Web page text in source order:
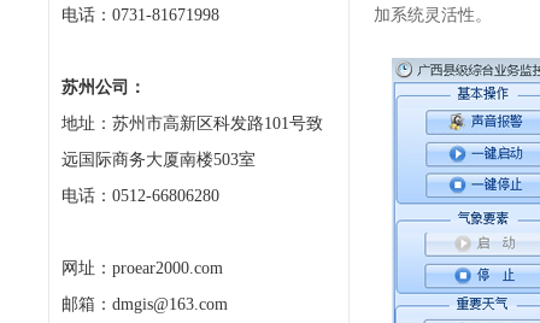
电话：0731-81671998
苏州公司：
地址：苏州市高新区科发路101号致
远国际商务大厦南楼503室
电话：0512-66806280
网址：proear2000.com
邮箱：dmgis@163.com
加系统灵活性。